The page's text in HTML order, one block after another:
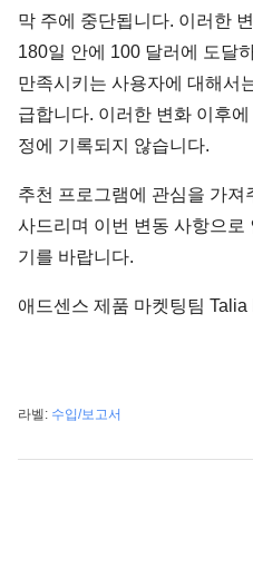
막 주에 중단됩니다. 이러한
180일 안에 100 달러에 도달
만족시키는 사용자에 대해서
급합니다. 이러한 변화 이후
정에 기록되지 않습니다.
추천 프로그램에 관심을 가
사드리며 이번 변동 사항으로
기를 바랍니다.
애드센스 제품 마켓팅팀 Talia
라벨: 수입/보고서